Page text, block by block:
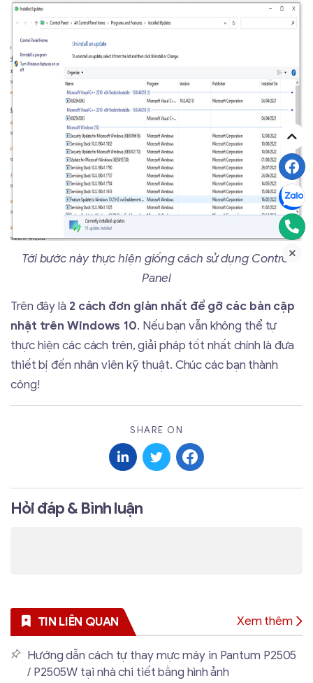
Tới bước này thực hiện giống cách sử dụng Control
Panel
Trên đây là 2 cách đơn giản nhất để gỡ các bản cập
nhật trên Windows 10. Nếu bạn vẫn không thể tự
thực hiện các cách trên, giải pháp tốt nhất chính là đưa
thiết bị đến nhân viên kỹ thuật. Chúc các bạn thành
công!
SHARE ON
Hỏi đáp & Bình luận
TIN LIÊN QUAN Xem thêm
Hướng dẫn cách tự thay mực máy in Pantum P2505
/ P2505W tại nhà chi tiết bằng hình ảnh